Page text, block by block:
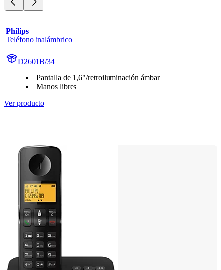
Philips
Teléfono inalámbrico
D2601B/34
Pantalla de 1,6"/retroiluminación ámbar
Manos libres
Ver producto